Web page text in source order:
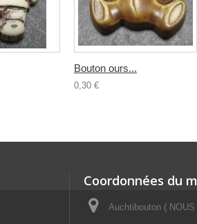
Bouton ours...
0,30 €
Coordonnées du
Auchtibouton (